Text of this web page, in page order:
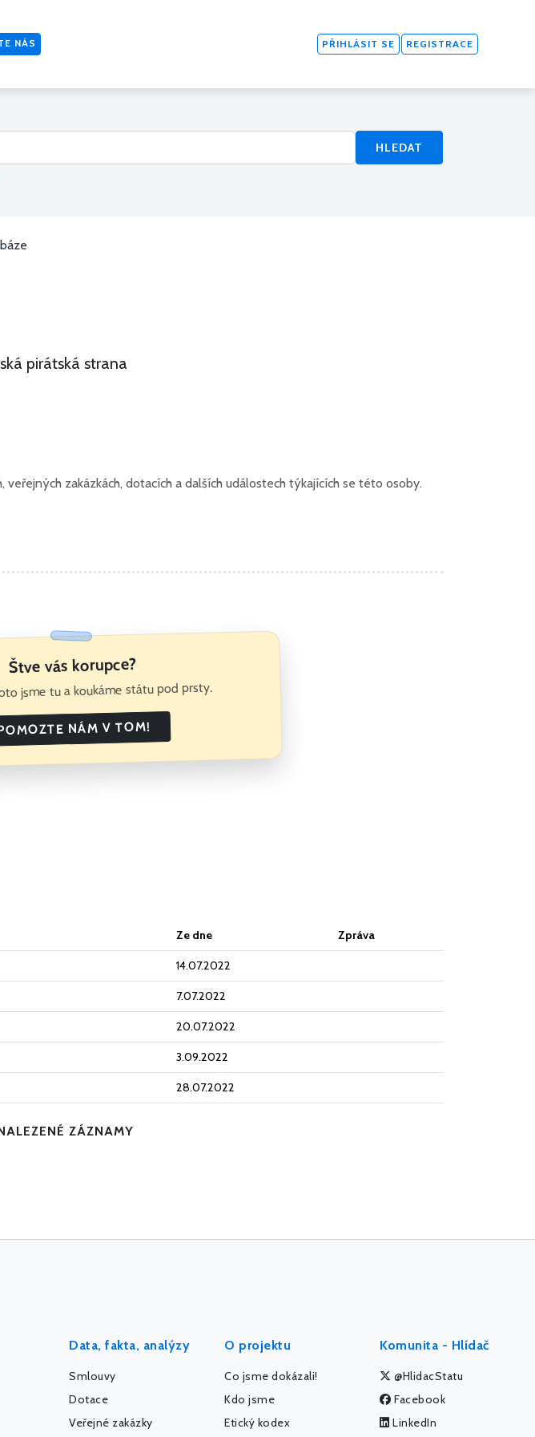
NÁS PŘIHLÁSIT SE REGISTRACE
HLEDAT
pirátská strana
zakázkách, dotacích a dalších událostech týkajících se této osoby.
Štve vás korupce?
jsme tu a koukáme státu pod prsty.
NÁM V TOM!
Ze dne Zpráva
14.07.2022
7.07.2022
20.07.2022
3.09.2022
28.07.2022
ZÁZNAMY
Data, fakta, analýzy
Smlouvy
Dotace
Veřejné zakázky
O projektu
Co jsme dokázali!
Kdo jsme
Etický kodex
Komunita - Hlídač
@HlidacStatu
Facebook
LinkedIn